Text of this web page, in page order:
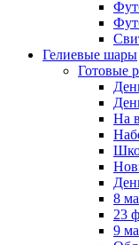
Гелиевые шары
Готовые
На
8
23
9